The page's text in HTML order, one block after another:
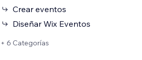
Crear eventos
Diseñar Wix Eventos
+ 6 Categorías